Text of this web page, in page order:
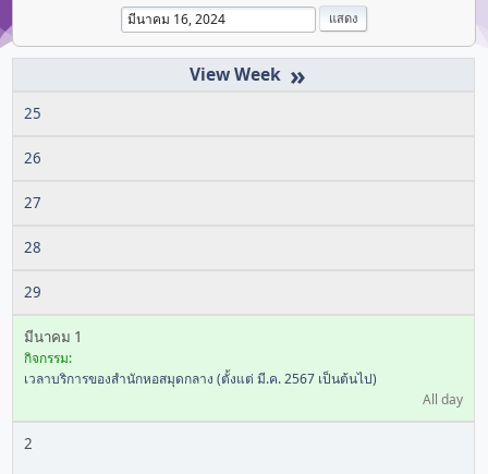
»
25
26
27
28
29
มีนาคม 1
กิจกรรม:
เวลาบริการของสำนักหอสมุดกลาง (ตั้งแต่ มี.ค. 2567 เป็นต้นไป)
All day
2